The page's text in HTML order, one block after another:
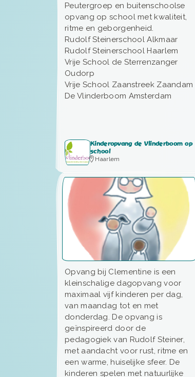
Peutergroep en buitenschoolse
opvang op school met kwaliteit,
ritme en geborgenheid.
Rudolf Steinerschool Alkmaar
Rudolf Steinerschool Haarlem
Vrije School de Sterrenzanger
Oudorp
Vrije School Zaanstreek Zaandam
De Vlinderboom Amsterdam
Kinderopvang de Vlinderboom op
school
Haarlem
Opvang bij Clementine is een
kleinschalige dagopvang voor
maximaal vijf kinderen per dag,
van maandag tot en met
donderdag. De opvang is
geïnspireerd door de
pedagogiek van Rudolf Steiner,
met aandacht voor rust, ritme en
een warme, huiselijke sfeer. De
kinderen spelen met natuurlijke